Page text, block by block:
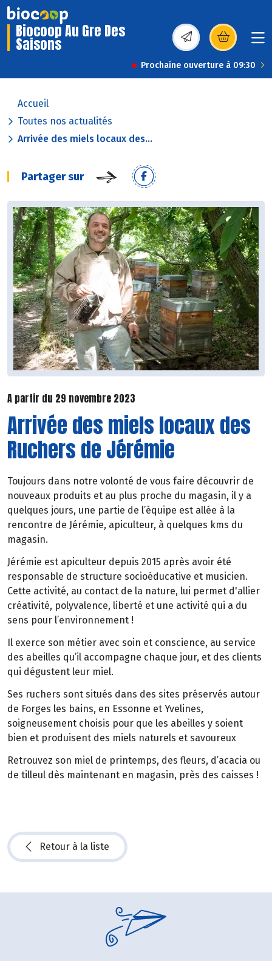
Biocoop Au Gre Des
Saisons (s’ouvre dans une
Prochaine ouverture à 09:30
Accueil
Toutes nos actualités
Arrivée des miels locaux des...
Partager sur
A partir du 29 novembre 2023
Arrivée des miels locaux des
Ruchers de Jérémie
Toujours dans notre volonté de vous faire découvrir de
nouveaux produits et au plus proche du magasin, il y a
quelques jours, une partie de l’équipe est allée à la
rencontre de Jérémie, apiculteur, à quelques kms du
magasin.
Jérémie est apiculteur depuis 2015 après avoir été
responsable de structure socioéducative et musicien.
Cette activité, au contact de la nature, lui permet d'allier
créativité, polyvalence, liberté et une activité qui a du
sens pour l’environnement !
Il exerce son métier avec soin et conscience, au service
des abeilles qu’il accompagne chaque jour, et des clients
qui dégustent leur miel.
Ses ruchers sont situés dans des sites préservés autour
de Forges les bains, en Essonne et Yvelines,
soigneusement choisis pour que les abeilles y soient
bien et produisent des miels naturels et savoureux
Retrouvez son miel de printemps, des fleurs, d’acacia ou
de tilleul dès maintenant en magasin, près des caisses !
Retour à la liste